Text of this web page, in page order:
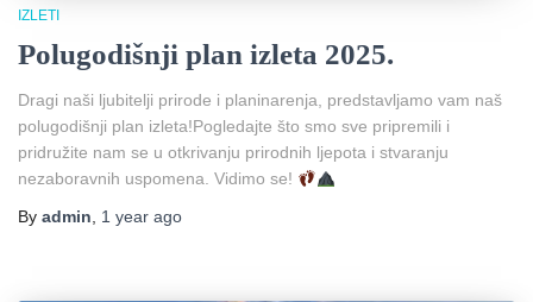
IZLETI
Polugodišnji plan izleta 2025.
Dragi naši ljubitelji prirode i planinarenja, predstavljamo vam naš
polugodišnji plan izleta!Pogledajte što smo sve pripremili i
pridružite nam se u otkrivanju prirodnih ljepota i stvaranju
nezaboravnih uspomena. Vidimo se!
By admin, 1 year ago